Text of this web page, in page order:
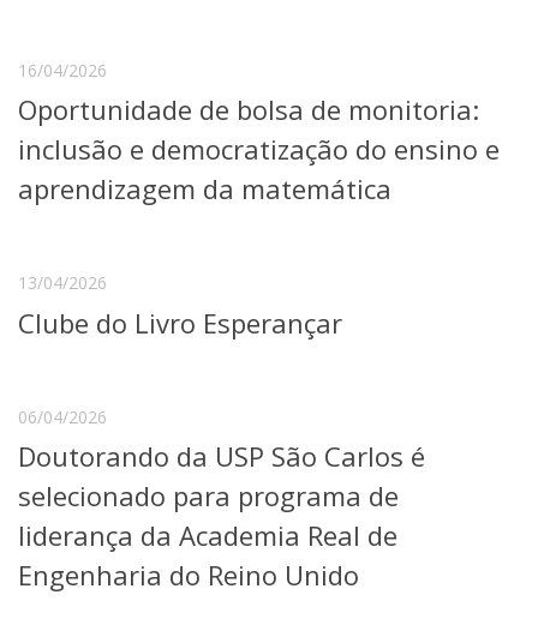
16/04/2026
Oportunidade de bolsa de monitoria:
inclusão e democratização do ensino e
aprendizagem da matemática
13/04/2026
Clube do Livro Esperançar
06/04/2026
Doutorando da USP São Carlos é
selecionado para programa de
liderança da Academia Real de
Engenharia do Reino Unido